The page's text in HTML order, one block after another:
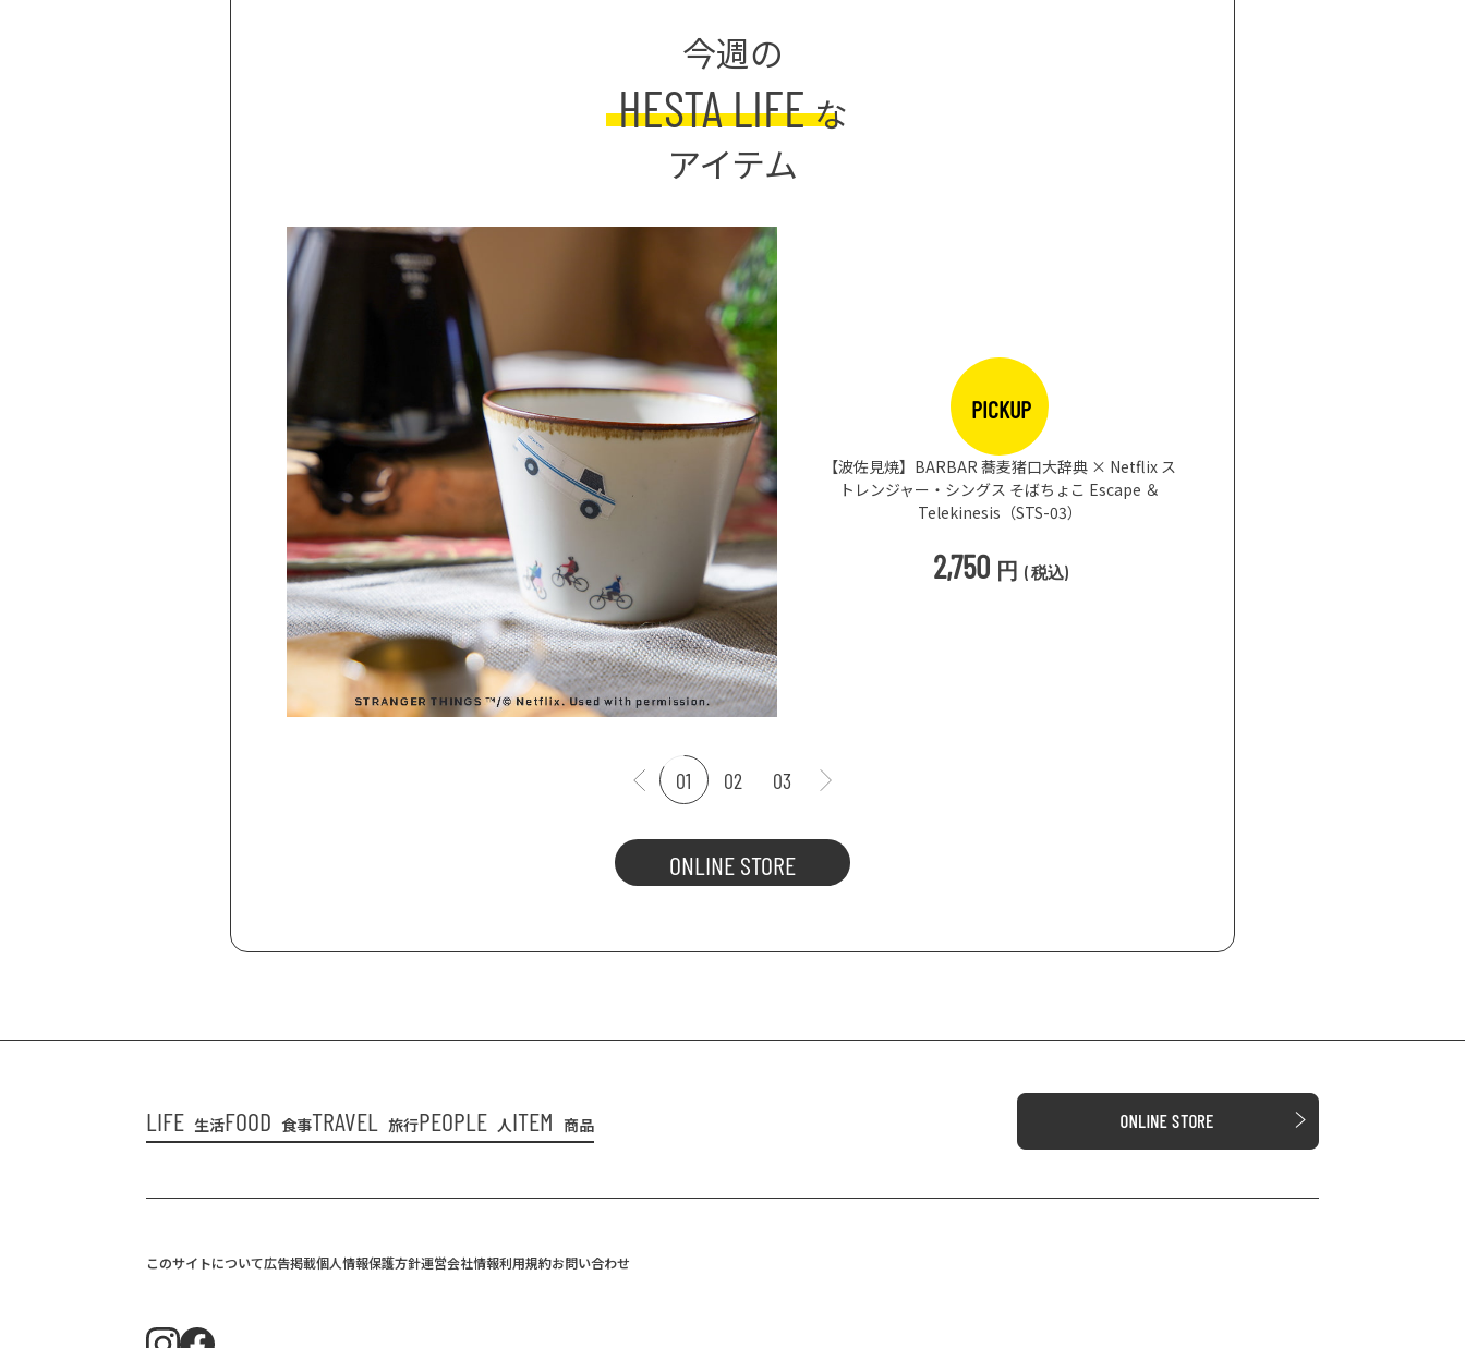
今週の
HESTA LIFEな
アイテム
PICKUP
【波佐見焼】BARBAR 蕎麦猪口大辞典 × Netflix ス
トレンジャー・シングス そばちょこ Escape ＆
Telekinesis（STS-03）
2,750 円 (税込)
01 02 03
ONLINE STORE
LIFE 生活FOOD 食事TRAVEL 旅行PEOPLE 人ITEM 商品
このサイトについて広告掲載個人情報保護方針運営会社情報利用規約お問い合わせ